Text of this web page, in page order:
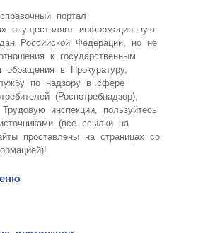
портал
осуществляет информационную
Российской Федерации, но не
к государственным
обращения в Прокуратуру,
по надзору в сфере
(Роспотребнадзор),
инспекции, пользуйтесь
(все ссылки на
проставлены на страницах со